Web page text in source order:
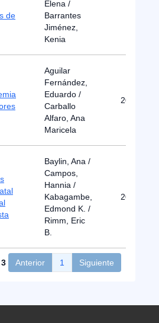
de
Elena /
Barrantes
Jiménez,
Kenia
Aguilar
Fernández,
Eduardo /
Carballo
Alfaro, Ana
Maricela
2012
Baylin, Ana /
Campos,
Hannia /
Kabagambe,
Edmond K. /
Rimm, Eric
B.
2005
3 Anterior 1 Siguiente